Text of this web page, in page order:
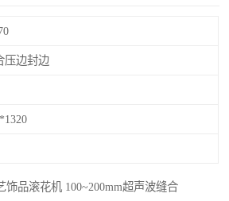
压边封边
饰品滚花机 100~200mm超声波缝合